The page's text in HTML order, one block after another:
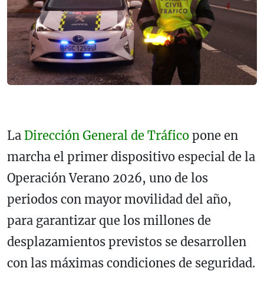
La Dirección General de Tráfico pone en
marcha el primer dispositivo especial de la
Operación Verano 2026, uno de los
periodos con mayor movilidad del año,
para garantizar que los millones de
desplazamientos previstos se desarrollen
con las máximas condiciones de seguridad.